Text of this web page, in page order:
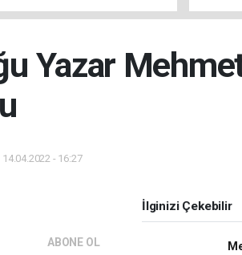
Yazar
- 16:27
ABONE OL
İlginizi Çekebilir